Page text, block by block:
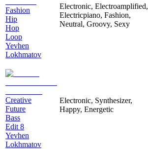
Fashion
Hip
Hop
Loop
Yevhen
Lokhmatov
Electronic, Electroamplified,
Electricpiano, Fashion,
Neutral, Groovy, Sexy
Creative
Future
Bass
Edit 8
Yevhen
Lokhmatov
Electronic, Synthesizer,
Happy, Energetic